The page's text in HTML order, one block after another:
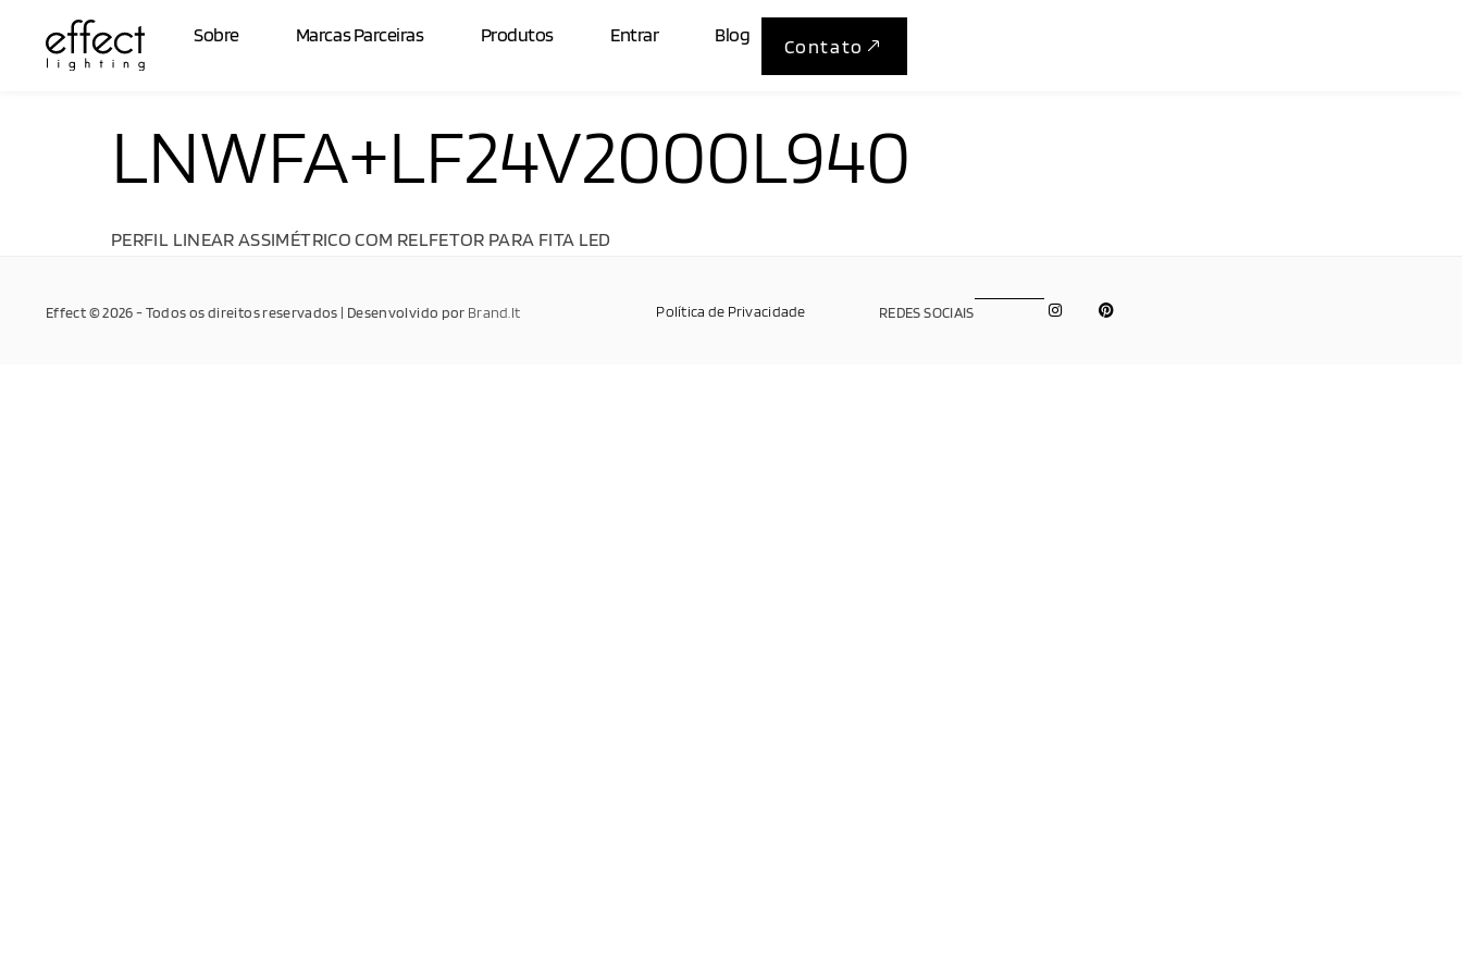
Sobre Marcas Parceiras Produtos Entrar Blog
Contato
LNWFA+LF24V2000L940
PERFIL LINEAR ASSIMÉTRICO COM RELFETOR PARA FITA LED
Effect © 2026 - Todos os direitos reservados | Desenvolvido por Brand.It Política de Privacidade REDES SOCIAIS